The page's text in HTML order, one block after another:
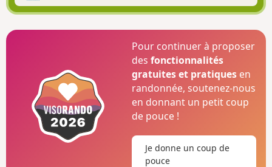
Pour continuer à proposer
desfonctionnalités
gratuites et pratiques en
randonnée, soutenez-nous
en donnant un petit coup
de pouce !
Je donne un coup de
pouce